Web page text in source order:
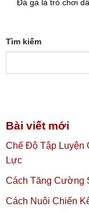
Đá gà là trò chơi
Tìm kiếm
Bài viết mới
Chế Độ Tập Luyện
Lực
Cách Tăng Cường
Cách Nuôi Chiến